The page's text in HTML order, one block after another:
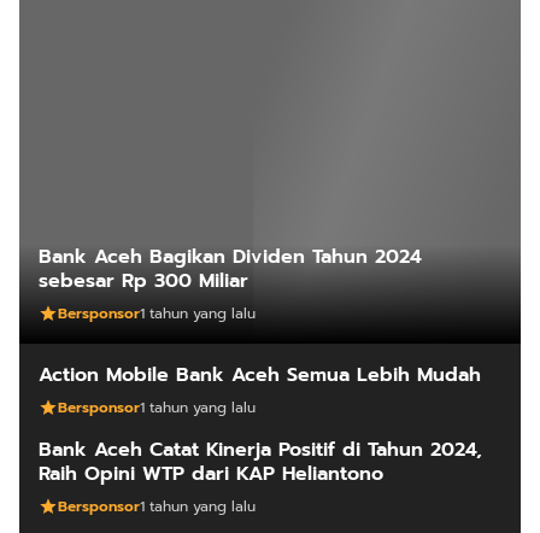
Bank Aceh Bagikan Dividen Tahun 2024
sebesar Rp 300 Miliar
Bersponsor1 tahun yang lalu
Action Mobile Bank Aceh Semua Lebih Mudah
Bersponsor1 tahun yang lalu
Bank Aceh Catat Kinerja Positif di Tahun 2024,
Raih Opini WTP dari KAP Heliantono
Bersponsor1 tahun yang lalu